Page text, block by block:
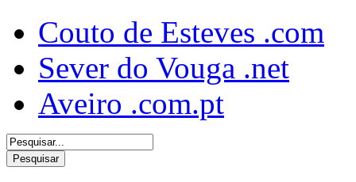
Couto de Esteves .com
Sever do Vouga .net
Aveiro .com.pt